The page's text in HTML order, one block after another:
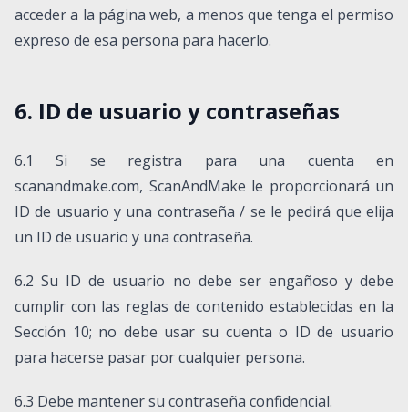
acceder a la página web, a menos que tenga el permiso
expreso de esa persona para hacerlo.
6. ID de usuario y contraseñas
6.1 Si se registra para una cuenta en
scanandmake.com, ScanAndMake le proporcionará un
ID de usuario y una contraseña / se le pedirá que elija
un ID de usuario y una contraseña.
6.2 Su ID de usuario no debe ser engañoso y debe
cumplir con las reglas de contenido establecidas en la
Sección 10; no debe usar su cuenta o ID de usuario
para hacerse pasar por cualquier persona.
6.3 Debe mantener su contraseña confidencial.